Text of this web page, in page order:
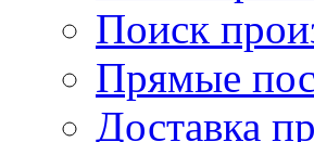
Поиск
Прямые
Доставка